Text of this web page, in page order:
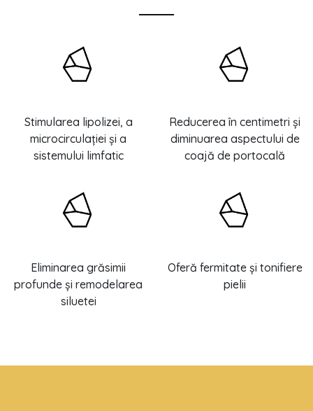
Stimularea lipolizei, a
microcirculației și a
sistemului limfatic
Reducerea în centimetri și
diminuarea aspectului de
coajă de portocală
Eliminarea grăsimii
profunde și remodelarea
siluetei
Oferă fermitate și tonifiere
pielii